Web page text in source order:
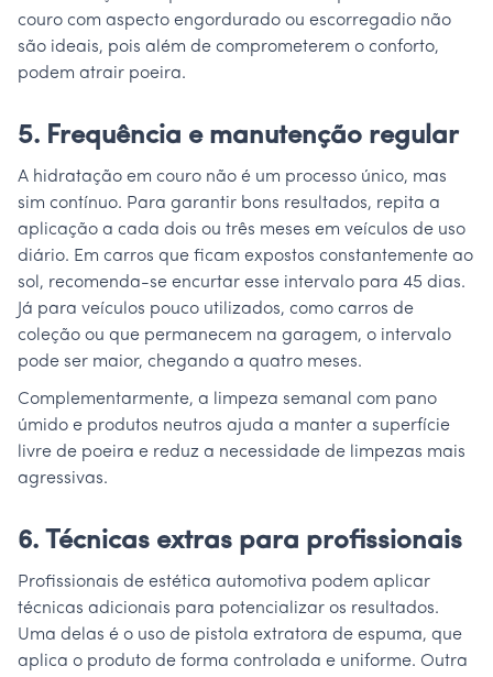
couro com aspecto engordurado ou escorregadio não
são ideais, pois além de comprometerem o conforto,
podem atrair poeira.
5. Frequência e manutenção regular
A hidratação em couro não é um processo único, mas
sim contínuo. Para garantir bons resultados, repita a
aplicação a cada dois ou três meses em veículos de uso
diário. Em carros que ficam expostos constantemente ao
sol, recomenda-se encurtar esse intervalo para 45 dias.
Já para veículos pouco utilizados, como carros de
coleção ou que permanecem na garagem, o intervalo
pode ser maior, chegando a quatro meses.
Complementarmente, a limpeza semanal com pano
úmido e produtos neutros ajuda a manter a superfície
livre de poeira e reduz a necessidade de limpezas mais
agressivas.
6. Técnicas extras para profissionais
Profissionais de estética automotiva podem aplicar
técnicas adicionais para potencializar os resultados.
Uma delas é o uso de pistola extratora de espuma, que
aplica o produto de forma controlada e uniforme. Outra